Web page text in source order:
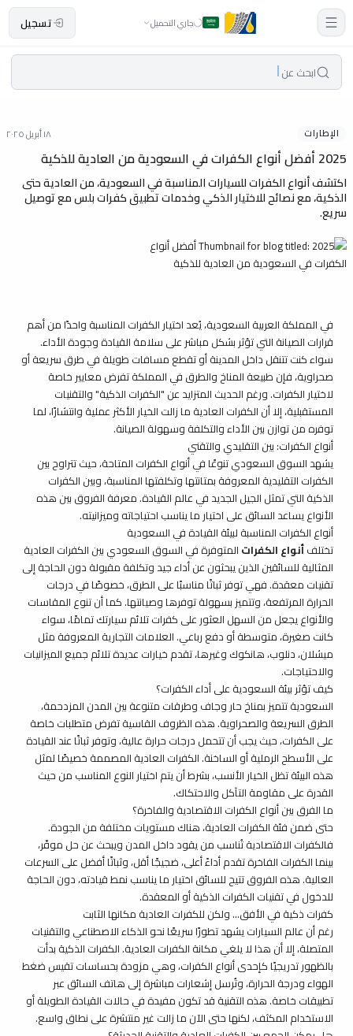
جاري التحميل تسجيل
ابحث عن
الإطارات ١٨ أبريل ٢٠٢٥
2025 أفضل أنواع الكفرات في السعودية من العادية للذكية
اكتشف أنواع الكفرات للسيارات المناسبة في السعودية، من العادية حتى
الذكية، مع نصائح للاختيار الذكي وخدمات تطبيق كفرات بلس مع توصيل
سريع.
في المملكة العربية السعودية، يُعد اختيار الكفرات المناسبة واحدًا من أهم
قرارات الصيانة التي تؤثر بشكل مباشر على سلامة القيادة وجودة الأداء.
سواء كنت تتنقل داخل المدينة أو تقطع مسافات طويلة في طرق سريعة أو
صحراوية، فإن طبيعة المناخ والطرق في المملكة تفرض معايير خاصة
لاختيار الكفرات. ورغم الحديث المتزايد عن "الكفرات الذكية" والتقنيات
المستقبلية، إلا أن الكفرات العادية ما زالت الخيار الأكثر عملية وانتشارًا، لما
توفره من توازن بين الأداء والتكلفة وسهولة الصيانة.
أنواع الكفرات: بين التقليدي والتقني
يشهد السوق السعودي تنوعًا في أنواع الكفرات المتاحة، حيث تتراوح بين
الكفرات التقليدية المعروفة بمتانتها وتكلفتها المناسبة، وبين الكفرات
الذكية التي تمثل الجيل الجديد في عالم القيادة. معرفة الفروق بين هذه
الأنواع يساعد السائق على اختيار ما يناسب احتياجاته وميزانيته.
أنواع الكفرات المناسبة لبيئة القيادة في السعودية
تختلفأنواع الكفرات المتوفرة في السوق السعودي بين الكفرات العادية
المثالية للسائقين الذين يبحثون عن أداء جيد وتكلفة مقبولة دون الحاجة إلى
تقنيات معقدة. فهي توفر ثباتًا مناسبًا على الطرق، خصوصًا في درجات
الحرارة المرتفعة، وتتميز بسهولة توفرها وصيانتها. كما أن تنوع المقاسات
والأنواع يجعل من السهل العثور على كفرات تلائم سيارتك تمامًا، سواء
كانت صغيرة، متوسطة أو دفع رباعي. العلامات التجارية المعروفة مثل
ميشلان،دنلوب،هانكوك وغيرها، تقدم خيارات عديدة تلائم جميع الميزانيات
والاحتياجات.
كيف تؤثر بيئة السعودية على أداء الكفرات؟
السعودية تتميز بمناخ حار وجاف وطرقات متنوعة بين المدن المزدحمة،
الطرق السريعة والصحراوية. هذه الظروف القاسية تفرض متطلبات خاصة
على الكفرات، حيث يجب أن تتحمل درجات حرارة عالية، وتوفر ثباتًا عند القيادة
على الأسطح الرملية أو الساخنة. الكفرات العادية المصممة خصيصًا لمثل
هذه البيئة تظل الخيار الأنسب، بشرط أن يتم اختيار النوع المناسب من حيث
القدرة على مقاومة التآكل والاحتكاك.
ما الفرق بين أنواع الكفرات الاقتصادية والفاخرة؟
حتى ضمن فئة الكفرات العادية، هناك مستويات مختلفة من الجودة.
فالكفرات الاقتصاديةتُناسب من يقود داخل المدن ويبحث عن حل موفّر،
بينما الكفرات الفاخرةتقدم أداءً أعلى، ضجيجًا أقل، وثباتًا أفضل على السرعات
العالية. هذه الفروق تتيح للسائق اختيار ما يناسب نمط قيادته، دون الحاجة
للدخول في تقنيات الكفرات الذكية أو المعقدة.
كفرات ذكية في الأفق… ولكن للكفرات العادية مكانها الثابت
رغم أن عالم السيارات يشهد تطورًا سريعًا نحو الذكاء الاصطناعي والتقنيات
المتصلة، إلا أن هذا لا يلغي مكانة الكفرات العادية.الكفرات الذكية بدأت
بالظهور تدريجيًا كإحدى أنواع الكفرات، وهي مزودة بحساسات تقيس ضغط
الهواء ودرجة الحرارة، وتُرسل إشعارات مباشرة إلى هاتف السائق عبر
تطبيقات خاصة. هذه التقنية قد تكون مفيدة في حالات القيادة الطويلة أو
الاستخدام المكثف، لكنها حتى الآن ما زالت غير منتشرة على نطاق واسع.